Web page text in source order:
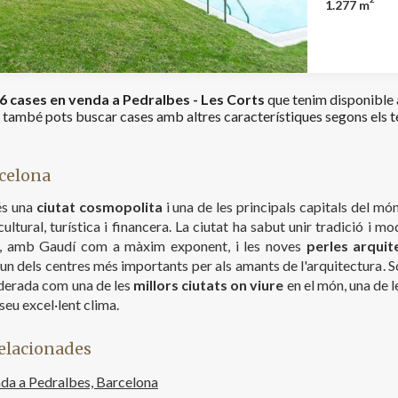
d'una
accedim a
de traster,
275m². La zona exterior del xalet és àmplia i està dividida en dues
una piscina
habitatge
construïda
residencial
A més, el
nombrosos
1.277 m
6 cases en venda a Pedralbes - Les Corts que tenim
també pots buscar cases amb altres característiques segons els
una ciutat cosmopolita i una de les principals capitals del
turística i financera. La ciutat ha sabut unir tradició i
amb Gaudí com a màxim exponent, i les noves perles
dels centres més importants per als amants de l'arquitectura.
com una de les millors ciutats on viure en el món, una de
excel·lent clima.
a Pedralbes, Barcelona